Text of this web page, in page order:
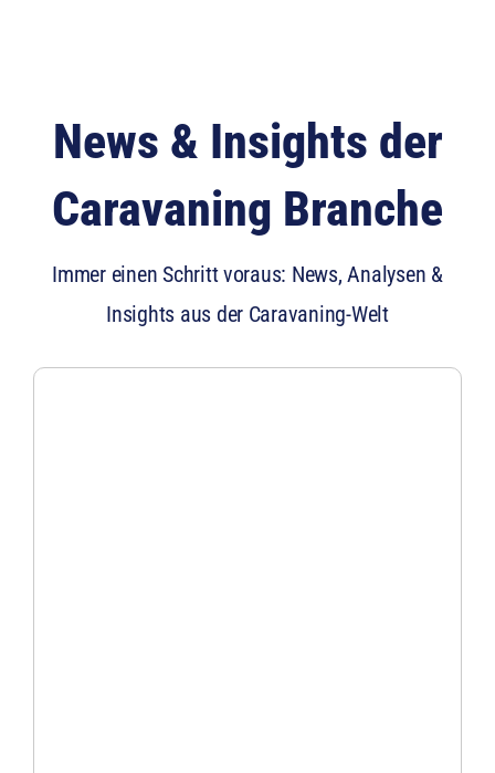
News & Insights der
Caravaning Branche
Immer einen Schritt voraus: News, Analysen &
Insights aus der Caravaning-Welt